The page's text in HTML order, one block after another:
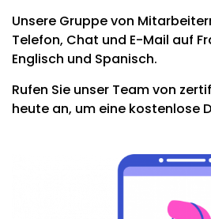
Unsere Gruppe von
Telefon, Chat und E-Mail auf
Englisch und Spanisch.
Rufen Sie unser Team von
heute an, um eine kostenlose